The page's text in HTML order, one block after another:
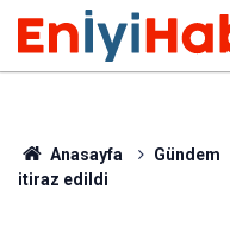
Anasayfa Gündem
itiraz edildi